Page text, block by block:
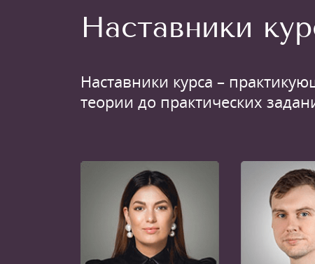
Наставники
Наставники курса –
теории до практических